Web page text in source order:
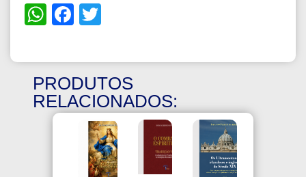
WhatsApp
Facebook
Twitter
PRODUTOS
RELACIONADOS: